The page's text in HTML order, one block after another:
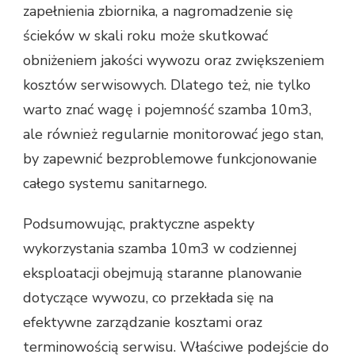
zapełnienia zbiornika, a nagromadzenie się
ścieków w skali roku może skutkować
obniżeniem jakości wywozu oraz zwiększeniem
kosztów serwisowych. Dlatego też, nie tylko
warto znać wagę i pojemność szamba 10m3,
ale również regularnie monitorować jego stan,
by zapewnić bezproblemowe funkcjonowanie
całego systemu sanitarnego.
Podsumowując, praktyczne aspekty
wykorzystania szamba 10m3 w codziennej
eksploatacji obejmują staranne planowanie
dotyczące wywozu, co przekłada się na
efektywne zarządzanie kosztami oraz
terminowością serwisu. Właściwe podejście do